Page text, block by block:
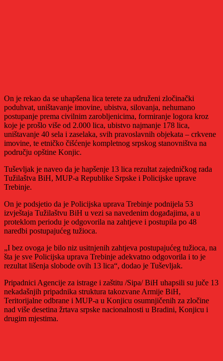
On je rekao da se uhapšena lica terete za udruženi zločinački
poduhvat, uništavanje imovine, ubistva, silovanja, nehumano
postupanje prema civilnim zarobljenicima, formiranje logora kroz
koje je prošlo više od 2.000 lica, ubistvo najmanje 178 lica,
uništavanje 40 sela i zaselaka, svih pravoslavnih objekata – crkvene
imovine, te etničko čišćenje kompletnog srpskog stanovništva na
području opštine Konjic.
Tuševljak je naveo da je hapšenje 13 lica rezultat zajedničkog rada
Tužilaštva BiH, MUP-a Republike Srpske i Policijske uprave
Trebinje.
On je podsjetio da je Policijska uprava Trebinje podnijela 53
izvještaja Tužilaštvu BiH u vezi sa navedenim događajima, a u
proteklom periodu je odgovorila na zahtjeve i postupila po 48
naredbi postupajućeg tužioca.
„I bez ovoga je bilo niz usitnjenih zahtjeva postupajućeg tužioca, na
šta je sve Policijska uprava Trebinje adekvatno odgovorila i to je
rezultat lišenja slobode ovih 13 lica“, dodao je Tuševljak.
Pripadnici Agencije za istrage i zaštitu /Sipa/ BiH uhapsili su juče 13
nekadašnjih pripadnika struktura takozvane Armije BiH,
Teritorijalne odbrane i MUP-a u Konjicu osumnjičenih za zločine
nad više desetina žrtava srpske nacionalnosti u Bradini, Konjicu i
drugim mjestima.